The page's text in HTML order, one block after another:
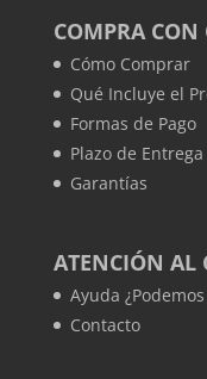
COMPRA
Cómo Comprar
Qué Incluye el
Formas de Pago
Plazo de Entrega
Garantías
ATENCIÓN AL
Ayuda
Contacto